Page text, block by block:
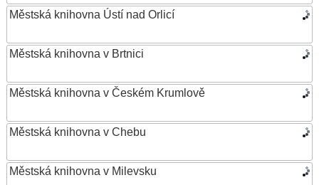
Městská knihovna Ústí nad Orlicí
Městská knihovna v Brtnici
Městská knihovna v Českém Krumlově
Městská knihovna v Chebu
Městská knihovna v Milevsku